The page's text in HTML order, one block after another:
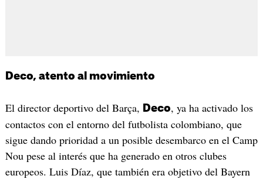
Deco, atento al movimiento
El director deportivo del Barça, Deco, ya ha activado los
contactos con el entorno del futbolista colombiano, que
sigue dando prioridad a un posible desembarco en el Camp
Nou pese al interés que ha generado en otros clubes
europeos. Luis Díaz, que también era objetivo del Bayern